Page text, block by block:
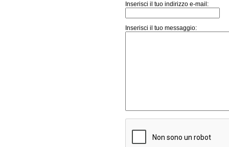
Inserisci il tuo indirizzo e-mail:
Inserisci il tuo messaggio: